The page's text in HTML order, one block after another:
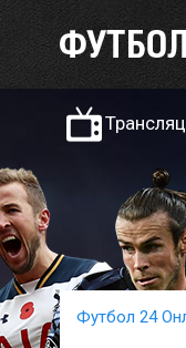
Футбол 24